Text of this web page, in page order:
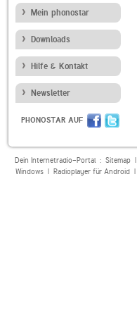
Mein phonostar
Downloads
Hilfe & Kontakt
Newsletter
PHONOSTAR AUF
Dein Internetradio-Portal : Sitemap|
Windows| Radioplayer für Android|